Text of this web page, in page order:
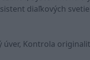
diaľkových
úver, Kontrola